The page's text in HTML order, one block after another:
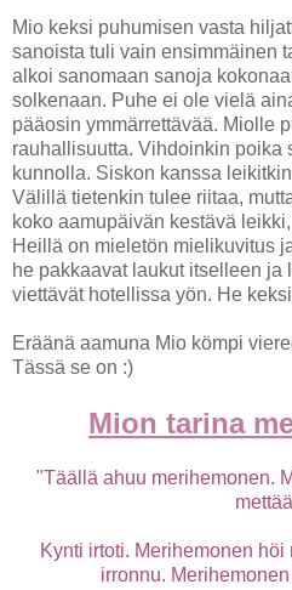
Mio keksi puhumisen vasta
sanoista tuli vain ensimmäinen
alkoi sanomaan sanoja
solkenaan. Puhe ei ole vielä
pääosin ymmärrettävää. Miolle
rauhallisuutta. Vihdoinkin poika
kunnolla. Siskon kanssa
Välillä tietenkin tulee riitaa,
koko aamupäivän kestävä
Heillä on mieletön mielikuvitus
he pakkaavat laukut itselleen
viettävät hotellissa yön. He
Eräänä aamuna Mio kömpi
Tässä se on :)
Mion tarina
"Täällä ahuu merihemonen.
Kynti irtoti. Merihemonen höi
irronnu.